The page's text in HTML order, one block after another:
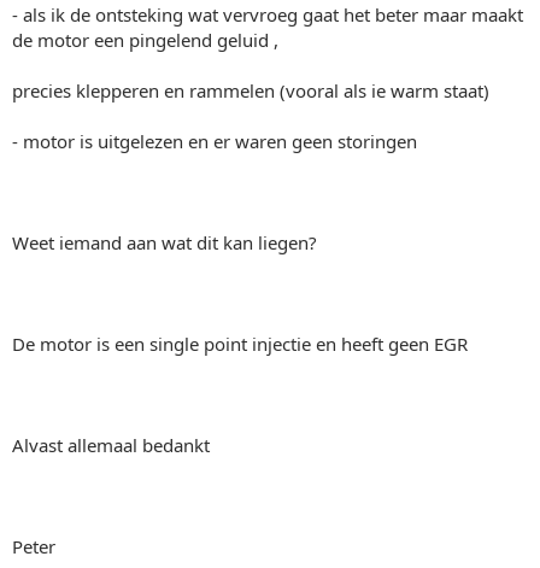
- als ik de ontsteking wat vervroeg gaat het beter maar maakt
de motor een pingelend geluid ,
precies klepperen en rammelen (vooral als ie warm staat)
- motor is uitgelezen en er waren geen storingen
Weet iemand aan wat dit kan liegen?
De motor is een single point injectie en heeft geen EGR
Alvast allemaal bedankt
Peter